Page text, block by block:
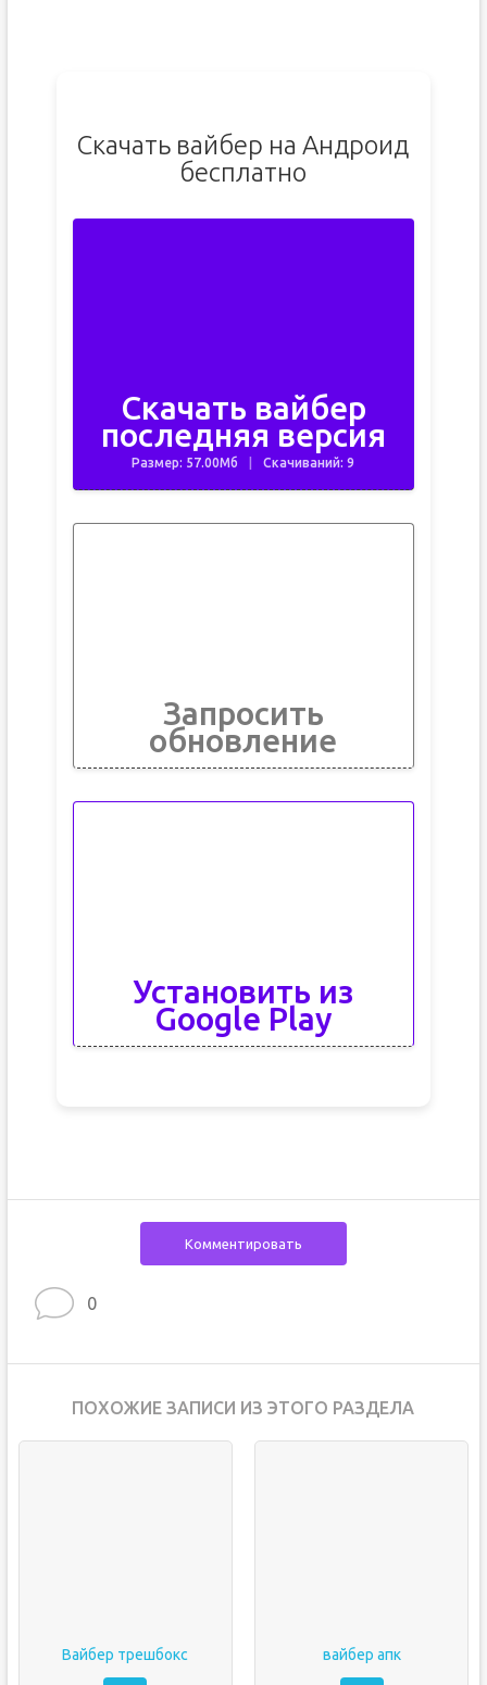
Скачать вайбер на Андроид
бесплатно
Скачать вайбер
последняя версия
Размер: 57.00Мб Скачиваний: 9
Запросить
обновление
Установить из
Google Play
Комментировать
0
ПОХОЖИЕ ЗАПИСИ ИЗ ЭТОГО РАЗДЕЛА
Вайбер трешбокс вайбер апк